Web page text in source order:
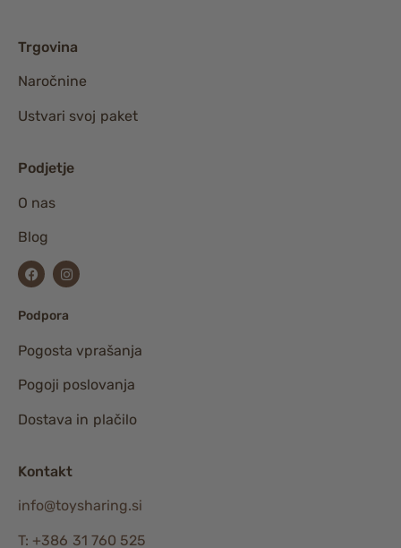
Trgovina
Naročnine
Ustvari svoj paket
Podjetje
O nas
Blog
Podpora
Pogosta vprašanja
Pogoji poslovanja
Dostava in plačilo
Kontakt
info@toysharing.si
T: +386 31 760 525